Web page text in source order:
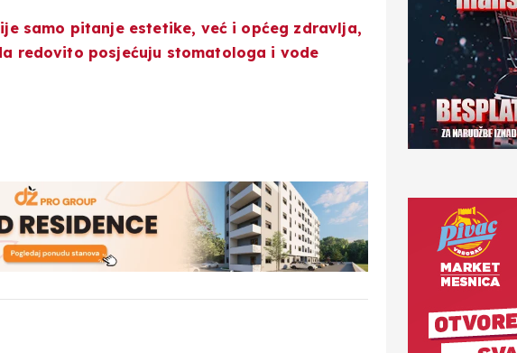
samo pitanje estetike, već i općeg zdravlja,
redovito posjećuju stomatologa i vode